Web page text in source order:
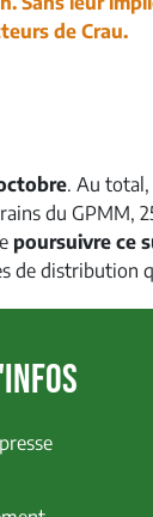
de Crau.
. Au
du GPMM,
poursuivre ce
de distribution